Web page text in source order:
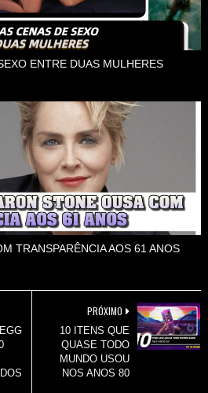
ENTRE DUAS MULHERES
TRANSPARÊNCIA AOS 61 ANOS
PRÓXIMO
10 ITENS QUE
QUASE TODO
MUNDO USOU
NOS ANOS 80